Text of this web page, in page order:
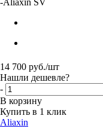
14 700 руб./шт
Нашли дешевле?
-
В корзину
Купить в 1 клик
Aliaxin